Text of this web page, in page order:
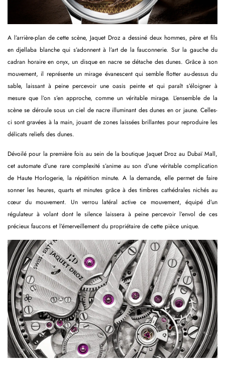
A l’arrière-plan de cette scène, Jaquet Droz a dessiné deux hommes, père et fils
en djellaba blanche qui s’adonnent à l’art de la fauconnerie. Sur la gauche du
cadran horaire en onyx, un disque en nacre se détache des dunes. Grâce à son
mouvement, il représente un mirage évanescent qui semble flotter au-dessus du
sable, laissant à peine percevoir une oasis peinte et qui paraît s’éloigner à
mesure que l’on s’en approche, comme un véritable mirage. L’ensemble de la
scène se déroule sous un ciel de nacre illuminant des dunes en or jaune. Celles-
ci sont gravées à la main, jouant de zones laissées brillantes pour reproduire les
délicats reliefs des dunes.
Dévoilé pour la première fois au sein de la boutique Jaquet Droz au Dubaï Mall,
cet automate d’une rare complexité s’anime au son d’une véritable complication
de Haute Horlogerie, la répétition minute. A la demande, elle permet de faire
sonner les heures, quarts et minutes grâce à des timbres cathédrales nichés au
cœur du mouvement. Un verrou latéral active ce mouvement, équipé d’un
régulateur à volant dont le silence laissera à peine percevoir l’envol de ces
précieux faucons et l’émerveillement du propriétaire de cette pièce unique.